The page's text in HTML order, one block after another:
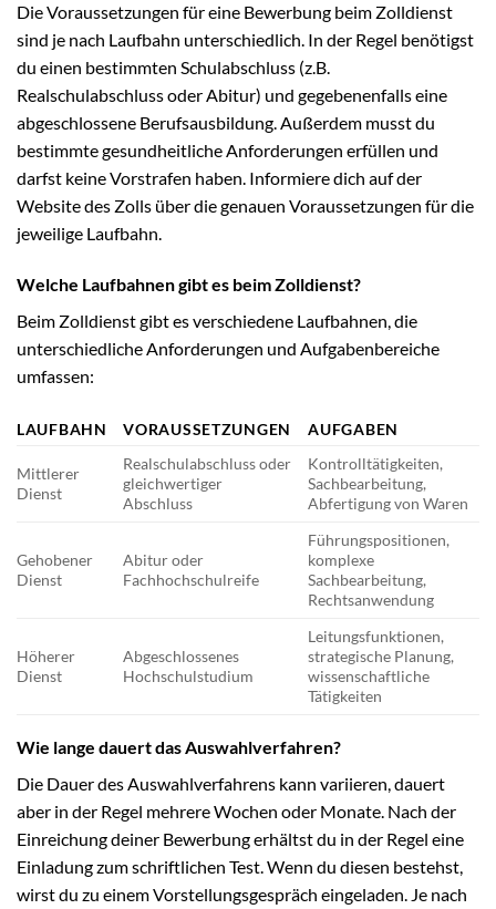
Die Voraussetzungen für eine Bewerbung beim Zolldienst
sind je nach Laufbahn unterschiedlich. In der Regel benötigst
du einen bestimmten Schulabschluss (z.B.
Realschulabschluss oder Abitur) und gegebenenfalls eine
abgeschlossene Berufsausbildung. Außerdem musst du
bestimmte gesundheitliche Anforderungen erfüllen und
darfst keine Vorstrafen haben. Informiere dich auf der
Website des Zolls über die genauen Voraussetzungen für die
jeweilige Laufbahn.
Welche Laufbahnen gibt es beim Zolldienst?
Beim Zolldienst gibt es verschiedene Laufbahnen, die
unterschiedliche Anforderungen und Aufgabenbereiche
umfassen:
LAUFBAHN VORAUSSETZUNGEN AUFGABEN
Mittlerer
Dienst
Realschulabschluss oder
gleichwertiger
Abschluss
Kontrolltätigkeiten,
Sachbearbeitung,
Abfertigung von Waren
Gehobener
Dienst
Abitur oder
Fachhochschulreife
Führungspositionen,
komplexe
Sachbearbeitung,
Rechtsanwendung
Höherer
Dienst
Abgeschlossenes
Hochschulstudium
Leitungsfunktionen,
strategische Planung,
wissenschaftliche
Tätigkeiten
Wie lange dauert das Auswahlverfahren?
Die Dauer des Auswahlverfahrens kann variieren, dauert
aber in der Regel mehrere Wochen oder Monate. Nach der
Einreichung deiner Bewerbung erhältst du in der Regel eine
Einladung zum schriftlichen Test. Wenn du diesen bestehst,
wirst du zu einem Vorstellungsgespräch eingeladen. Je nach